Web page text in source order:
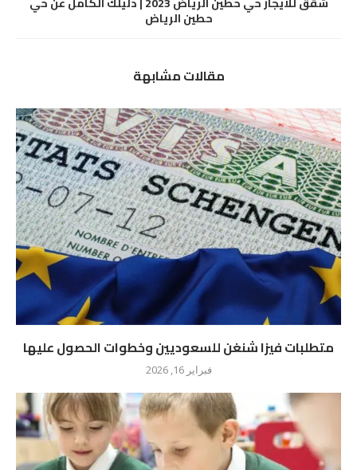
حطين الرياض
مقالات مشابهة
متطلبات فيزا شنغن للسعوديين وخطوات الحصول عليها
فبراير 16, 2026